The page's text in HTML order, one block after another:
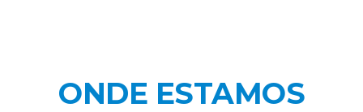
ONDE ESTAMOS